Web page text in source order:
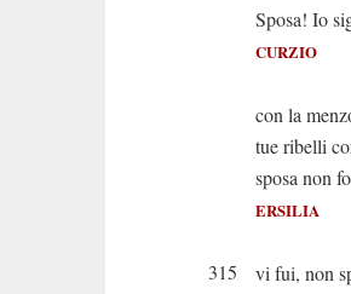
Sposa! Io
CURZIO
Non
con la
tue ribelli
sposa non
ERSILIA
Io
315
vi fui, non